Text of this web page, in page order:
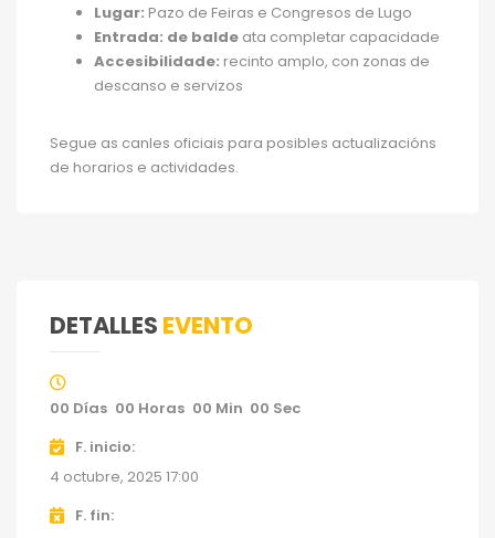
Lugar: Pazo de Feiras e Congresos de Lugo
Entrada: de balde ata completar capacidade
Accesibilidade: recinto amplo, con zonas de
descanso e servizos
Segue as canles oficiais para posibles actualizacións
de horarios e actividades.
DETALLES EVENTO
00 Días 00 Horas 00 Min 00 Sec
F. inicio
4 octubre, 2025 17:00
F. fin